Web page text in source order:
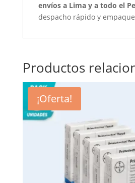
envíos a Lima y a todo el
despacho rápido y
Productos
¡Oferta!